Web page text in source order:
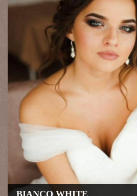
BIANCO WHITE